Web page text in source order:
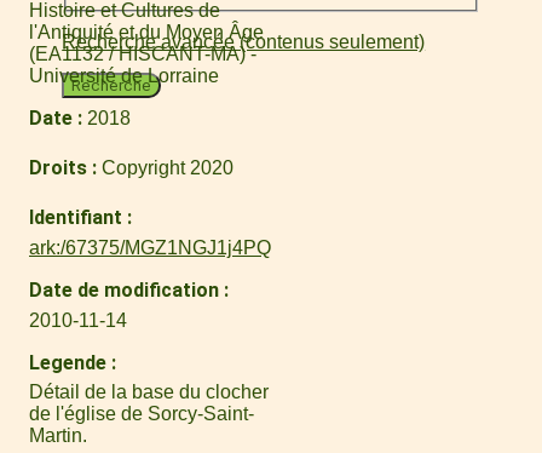
Recherche avancée (contenus seulement)
Recherche
Histoire et Cultures de
l'Antiquité et du Moyen Âge
(EA1132 / HISCANT-MA) -
Université de Lorraine
Date 2018
Droits Copyright 2020
Identifiant
ark:/67375/MGZ1NGJ1j4PQ
Date de modification
2010-11-14
Legende
Détail de la base du clocher
de l'église de Sorcy-Saint-
Martin.